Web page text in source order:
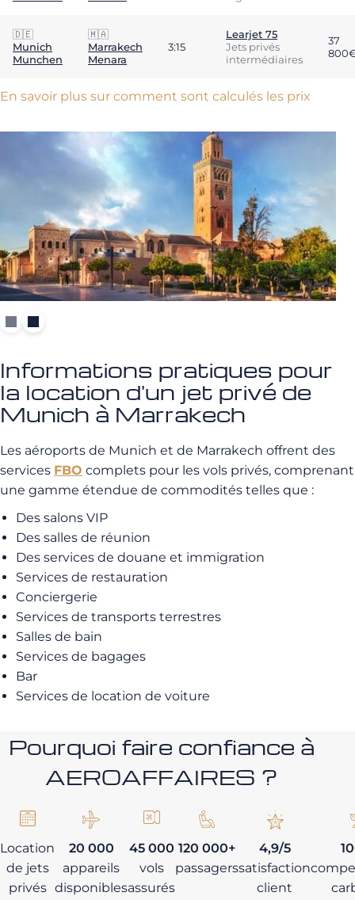
🇩🇪
Munich
Munchen
🇲🇦
Marrakech
Menara
3:15
Learjet 75
Jets privés
intermédiaires
37
En savoir plus sur comment sont calculés les prix
Informations pratiques pour
la location d'un jet privé de
Munich à Marrakech
Les aéroports de Munich et de Marrakech offrent des
services FBO complets pour les vols privés, comprenant
une gamme étendue de commodités telles que :
Des salons VIP
Des salles de réunion
Des services de douane et immigration
Services de restauration
Conciergerie
Services de transports terrestres
Salles de bain
Services de bagages
Bar
Services de location de voiture
Pourquoi faire confiance à
AEROAFFAIRES ?
Location
de jets
privés
20 000
appareils
disponibles
45 000
vols
assurés
120 000+
passagers
4,9/5
satisfaction
client